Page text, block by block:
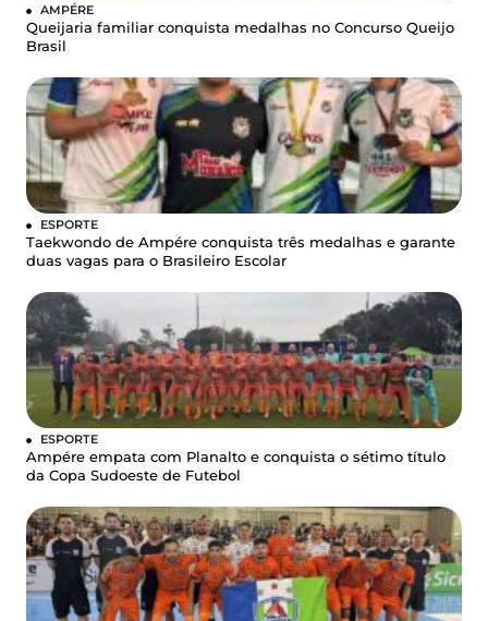
AMPÉRE
Queijaria familiar conquista medalhas no Concurso Queijo
Brasil
ESPORTE
Taekwondo de Ampére conquista três medalhas e garante
duas vagas para o Brasileiro Escolar
ESPORTE
Ampére empata com Planalto e conquista o sétimo título
da Copa Sudoeste de Futebol